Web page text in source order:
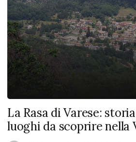
La Rasa di Varese:
luoghi da scoprire nella